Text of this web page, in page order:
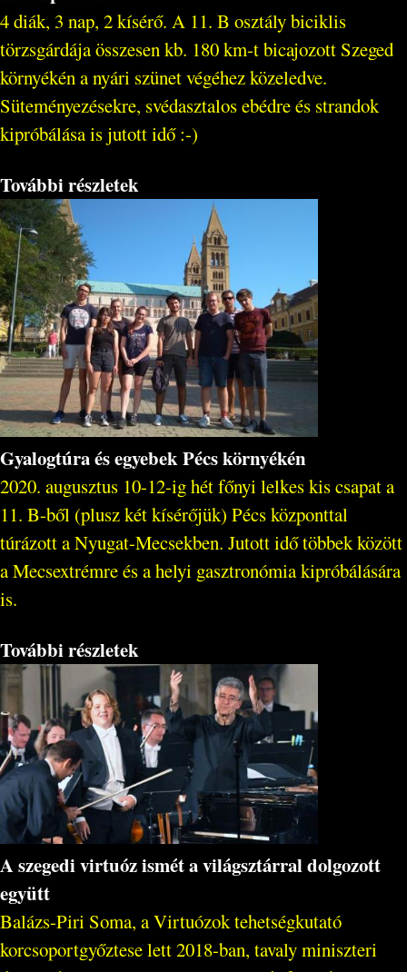
4 diák, 3 nap, 2 kísérő. A 11. B osztály biciklis
törzsgárdája összesen kb. 180 km-t bicajozott Szeged
környékén a nyári szünet végéhez közeledve.
Süteményezésekre, svédasztalos ebédre és strandok
kipróbálása is jutott idő :-)
További részletek
Gyalogtúra és egyebek Pécs környékén
2020. augusztus 10-12-ig hét főnyi lelkes kis csapat a
11. B-ből (plusz két kísérőjük) Pécs központtal
túrázott a Nyugat-Mecsekben. Jutott idő többek között
a Mecsextrémre és a helyi gasztronómia kipróbálására
is.
További részletek
A szegedi virtuóz ismét a világsztárral dolgozott
együtt
Balázs-Piri Soma, a Virtuózok tehetségkutató
korcsoportgyőztese lett 2018-ban, tavaly miniszteri